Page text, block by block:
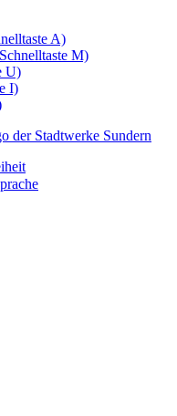
A)
M)
U)
I)